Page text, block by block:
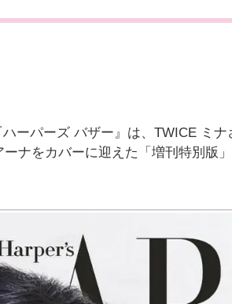
ーパーズ バザー』は、TWICE ミナ
ナをカバーに迎えた「増刊特別版